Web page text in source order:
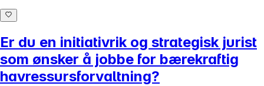
Er du en initiativrik og strategisk jurist
som ønsker å jobbe for bærekraftig
havressursforvaltning?